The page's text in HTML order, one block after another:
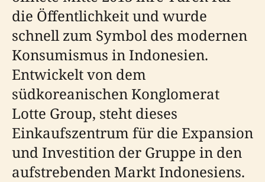
die Öffentlichkeit und wurde
schnell zum Symbol des modernen
Konsumismus in Indonesien.
Entwickelt von dem
südkoreanischen Konglomerat
Lotte Group, steht dieses
Einkaufszentrum für die Expansion
und Investition der Gruppe in den
aufstrebenden Markt Indonesiens.